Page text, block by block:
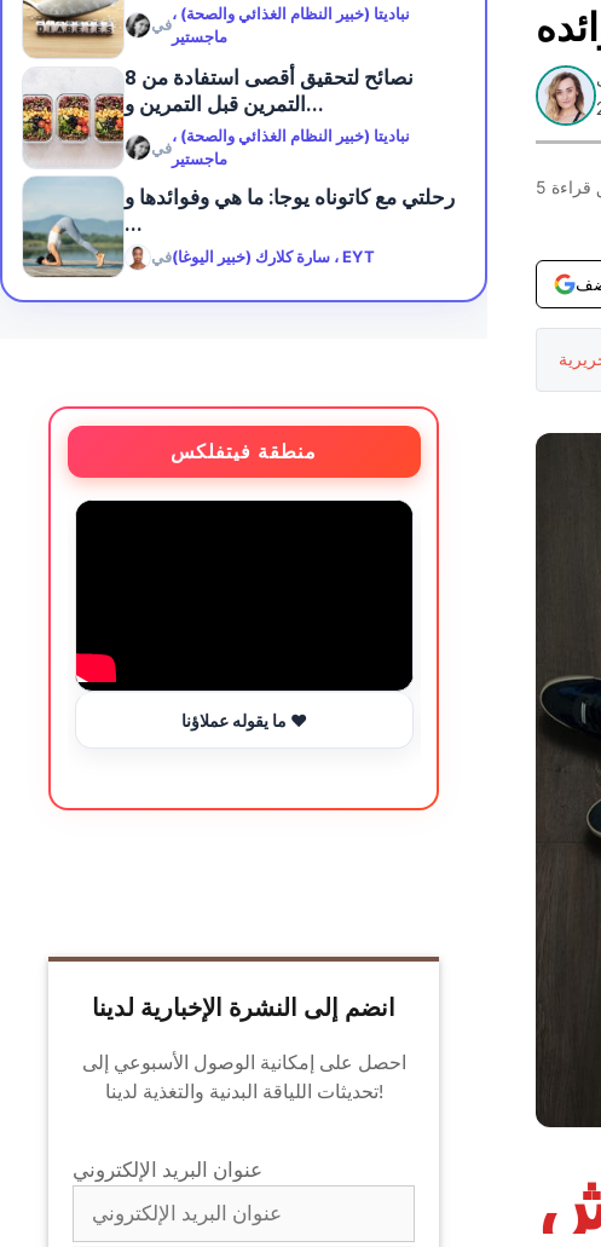
قراءة
في
نباديتا (خبير النظام الغذائي والصحة) ،
ماجستير
8 نصائح لتحقيق أقصى استفادة من
التمرين قبل التمرين و...
في
نباديتا (خبير النظام الغذائي والصحة) ،
ماجستير
رحلتي مع كاتوناه يوجا: ما هي وفوائدها و
...
في سارة كلارك (خبير اليوغا) ، EYT
منطقة فيتفلكس
ما يقوله عملاؤنا ❤️
انضم إلى النشرة الإخبارية لدينا
احصل على إمكانية الوصول الأسبوعي إلى
تحديثات اللياقة البدنية والتغذية لدينا!
عنوان البريد الإلكتروني